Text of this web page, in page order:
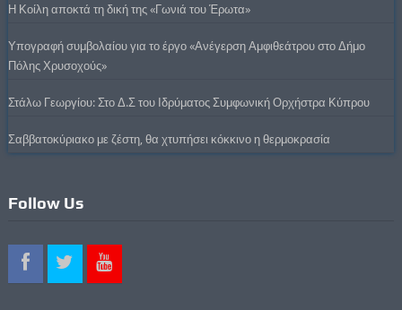
Η Κοίλη αποκτά τη δική της «Γωνιά του Έρωτα»
Υπογραφή συμβολαίου για το έργο «Ανέγερση Αμφιθεάτρου στο Δήμο
Πόλης Χρυσοχούς»
Στάλω Γεωργίου: Στο Δ.Σ του Ιδρύματος Συμφωνική Ορχήστρα Κύπρου
Σαββατοκύριακο με ζέστη, θα χτυπήσει κόκκινο η θερμοκρασία
Follow Us